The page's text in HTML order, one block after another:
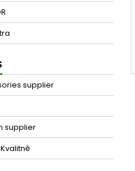
supplier
supplier